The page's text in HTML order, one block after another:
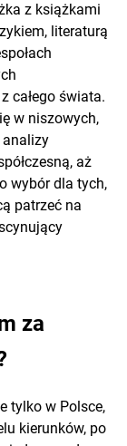
z książkami
literaturą
całego świata.
w niszowych,
analizy
aż
wybór dla tych,
patrzeć na
za
tylko w Polsce,
kierunków, po